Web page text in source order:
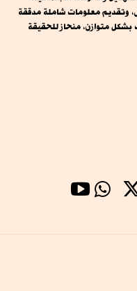
وتقديم معلومات شاملة مدققة
بشكل متوازن، منحاز للحقيقة